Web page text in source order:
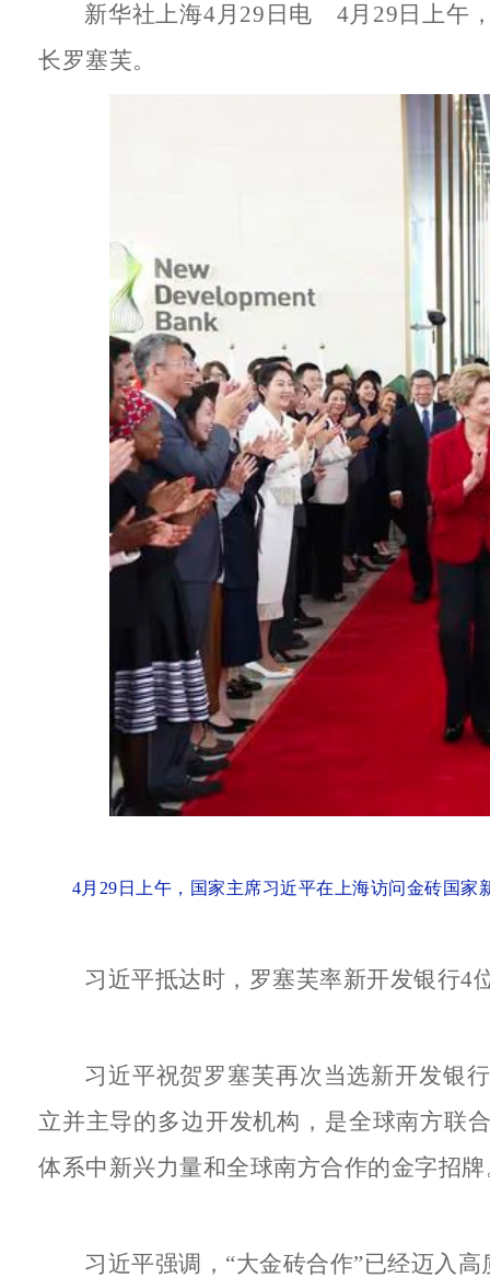
新华社上海4月29日电 4月29日上午
长罗塞芙。
4月29日上午，国家主席习近平在上海访问金砖国
习近平抵达时，罗塞芙率新开发银行4
习近平祝贺罗塞芙再次当选新开发银
立并主导的多边开发机构，是全球南方联
体系中新兴力量和全球南方合作的金字招牌
习近平强调，“大金砖合作”已经迈入